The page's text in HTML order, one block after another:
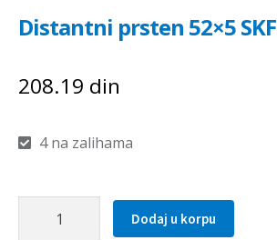
Distantni prsten 52×5 SKF
208.19 din
4 na zalihama
prsten
Dodaj u korpu